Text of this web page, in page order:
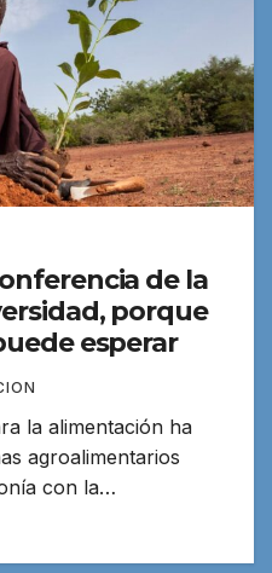
de la
porque
esperar
la alimentación ha
agroalimentarios
con la…